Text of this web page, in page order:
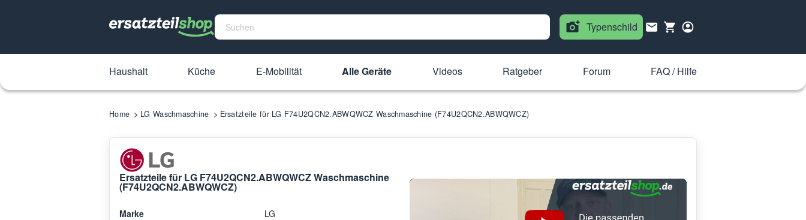
Typenschild
Haushalt Küche E-Mobilität Alle Geräte Videos Ratgeber Forum FAQ / Hilfe
Home LG Waschmaschine Ersatzteile für LG F74U2QCN2.ABWQWCZ Waschmaschine (F74U2QCN2.ABWQWCZ)
Ersatzteile für LG F74U2QCN2.ABWQWCZ Waschmaschine
(F74U2QCN2.ABWQWCZ)
Marke LG